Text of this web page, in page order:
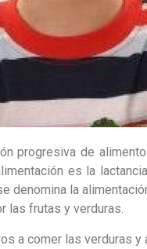
progresiva de
es la
denomina la
las frutas y verduras.
a comer las verduras y